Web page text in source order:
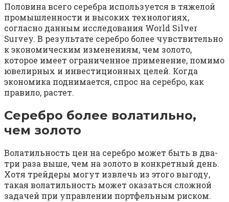
Половина всего серебра используется в тяжелой
промышленности и высоких технологиях,
согласно данным исследования World Silver
Survey. В результате серебро более чувствительно
к экономическим изменениям, чем золото,
которое имеет ограниченное применение, помимо
ювелирных и инвестиционных целей. Когда
экономика поднимается, спрос на серебро, как
правило, растет.
Серебро более волатильно,
чем золото
Волатильность цен на серебро может быть в два-
три раза выше, чем на золото в конкретный день.
Хотя трейдеры могут извлечь из этого выгоду,
такая волатильность может оказаться сложной
задачей при управлении портфельным риском.